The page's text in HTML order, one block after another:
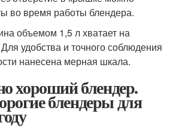
во время работы блендера.
объемом 1,5 л хватает на
удобства и точного соблюдения
нанесена мерная шкала.
хороший блендер.
блендеры для